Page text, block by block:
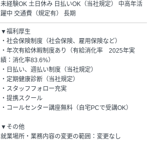
未経験OK 土日休み 日払いOK（当社規定） 中高年活
躍中 交通費（規定有） 長期
▼福利厚生
・社会保険制度（社会保険、雇用保険など）
・年次有給休暇制度あり（有給消化率 2025年実
績：消化率83.6%）
・日払い、週払い制度（当社規定）
・定期健康診断（当社規定）
・スタッフフォロー充実
・提携スクール
・コールセンター講座無料（自宅PCで受講OK）
▼その他
就業場所・業務内容の変更の範囲：変更なし